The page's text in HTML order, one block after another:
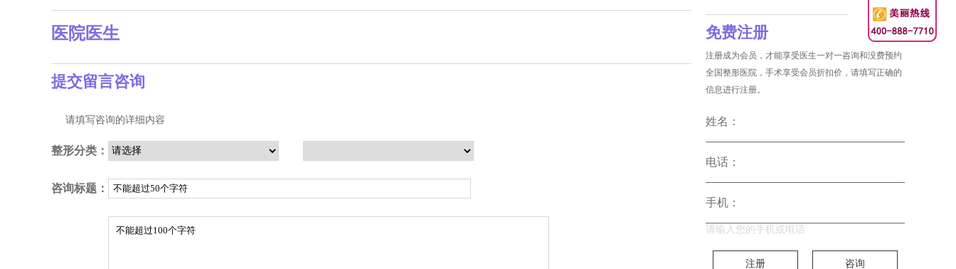
医院医生
提交留言咨询
请填写咨询的详细内容
整形分类：
咨询标题：
免费注册
注册成为会员，才能享受医生一对一咨询和没费预约
全国整形医院，手术享受会员折扣价，请填写正确的
信息进行注册。
姓名：
电话：
手机：
请输入您的手机或电话
注册 咨询